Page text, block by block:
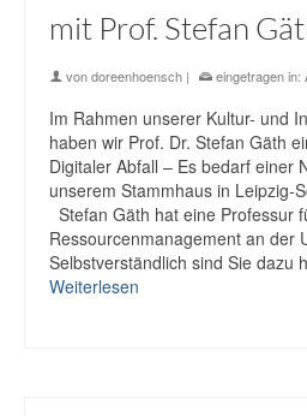
mit Prof. Stefan
vondoreenhoensch | eingetragen in:
Im Rahmen unserer Kultur- und
haben wir Prof. Dr. Stefan Gäth
Digitaler Abfall – Es bedarf einer
unserem Stammhaus in Leipzig-
Stefan Gäth hat eine Professur
Ressourcenmanagement an der
Selbstverständlich sind Sie dazu
Weiterlesen